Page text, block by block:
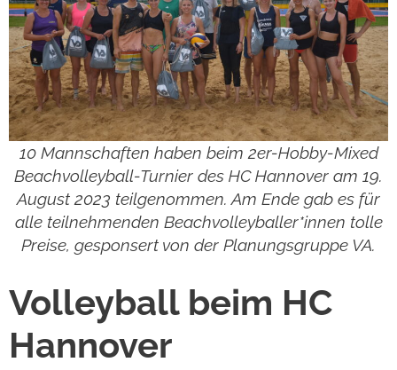
10 Mannschaften haben beim 2er-Hobby-Mixed
Beachvolleyball-Turnier des HC Hannover am 19.
August 2023 teilgenommen. Am Ende gab es für
alle teilnehmenden Beachvolleyballer*innen tolle
Preise, gesponsert von der Planungsgruppe VA.
Volleyball beim HC
Hannover